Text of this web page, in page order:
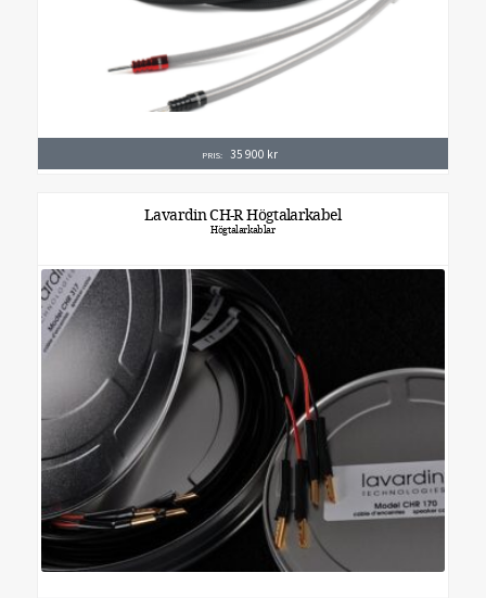
PRIS: 35 900 kr
Lavardin CH-R Högtalarkabel
Högtalarkablar